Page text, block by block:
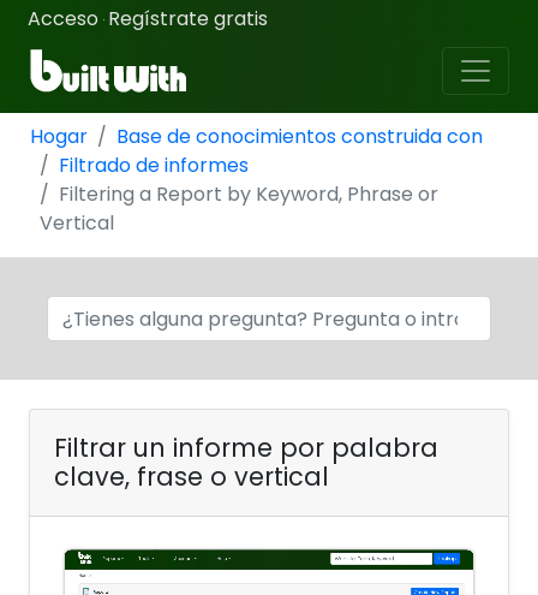
Acceso · Regístrate gratis
Hogar
Base de conocimientos construida con
Filtrado de informes
Filtering a Report by Keyword, Phrase or
Vertical
Filtrar un informe por palabra
clave, frase o vertical